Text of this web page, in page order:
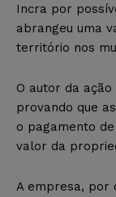
Incra por
abrangeu uma
território nos
O autor da ação
provando que
o pagamento
valor da
A empresa, por